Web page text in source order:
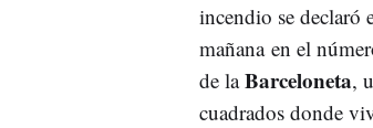
incendio se declaró
mañana en el
de laBarceloneta,
cuadrados donde